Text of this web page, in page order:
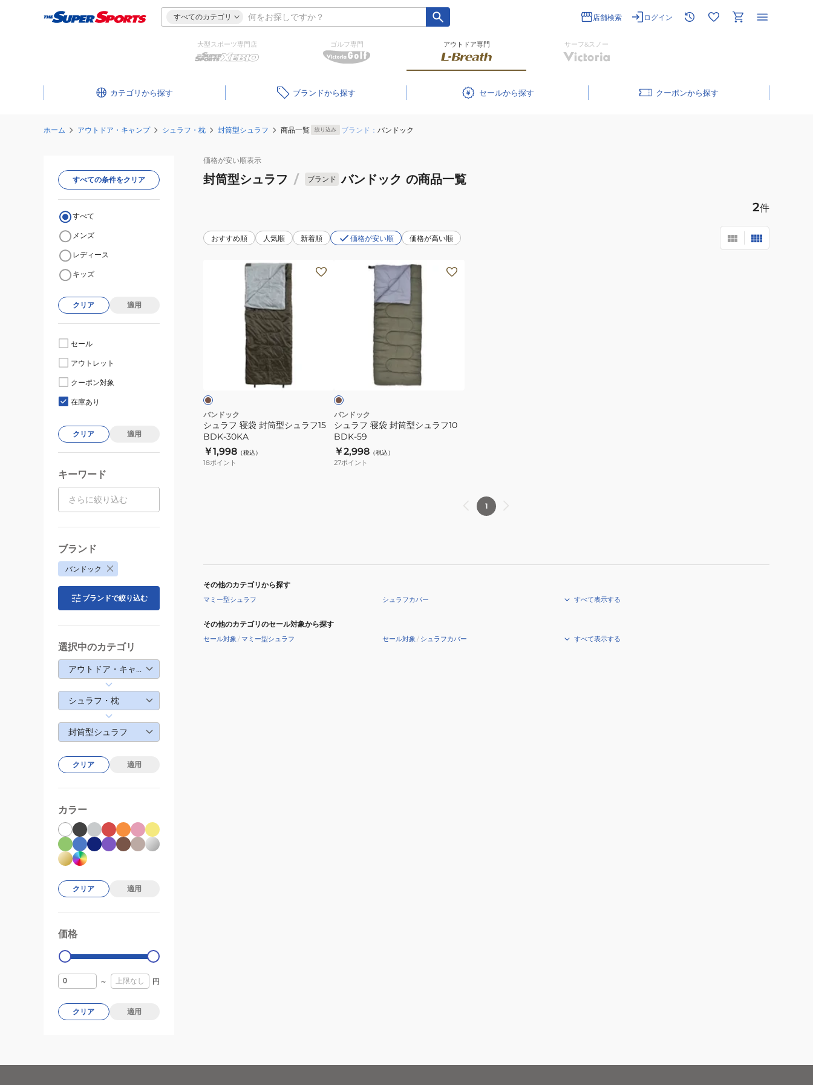
すべてのカテゴリ 店舗検索 ログイン
大型スポーツ専門店 ゴルフ専門 アウトドア専門 サーフ&スノー
カテゴリ ブランド セール クーポン
ホーム アウトドア・キャンプ シュラフ・枕 封筒型シュラフ 商品一覧 絞り込み ブランド： バンドック
価格が安い順表示
封筒型シュラフ / ブランド バンドック の商品一覧
2件
おすすめ順 人気順 新着順 価格が安い順 価格が高い順
シ
ュ
ラ
フ
15
バンドック
シュラフ 寝袋 封筒型シュラフ15
BDK-30KA
￥1,998 （税込）
18ポイント
シ
ュ
ラ
フ
10
カ
ー
キ
バンドック
シュラフ 寝袋 封筒型シュラフ10
BDK-59
￥2,998 （税込）
27ポイント
1
その他のカテゴリから探す
マミー型シュラフ シュラフカバー すべて表示する
その他のカテゴリのセール対象から探す
セール対象 / マミー型シュラフ セール対象 / シュラフカバー すべて表示する
すべての条件をクリア
すべて
メンズ
レディース
キッズ
クリア 適用
セール
アウトレット
クーポン対象
在庫あり
クリア 適用
キーワード
ブランド
バンドック
ブランドで絞り込む
選択中のカテゴリ
アウトドア・キャンプ
シュラフ・枕
封筒型シュラフ
クリア 適用
カラー
クリア 適用
価格
0
～ 円
クリア 適用